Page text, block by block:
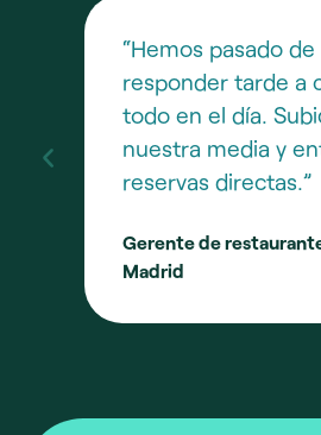
“Hemos pasado de
responder tarde a
todo en el día.
nuestra media y
reservas directas.”
Gerente de
Madrid